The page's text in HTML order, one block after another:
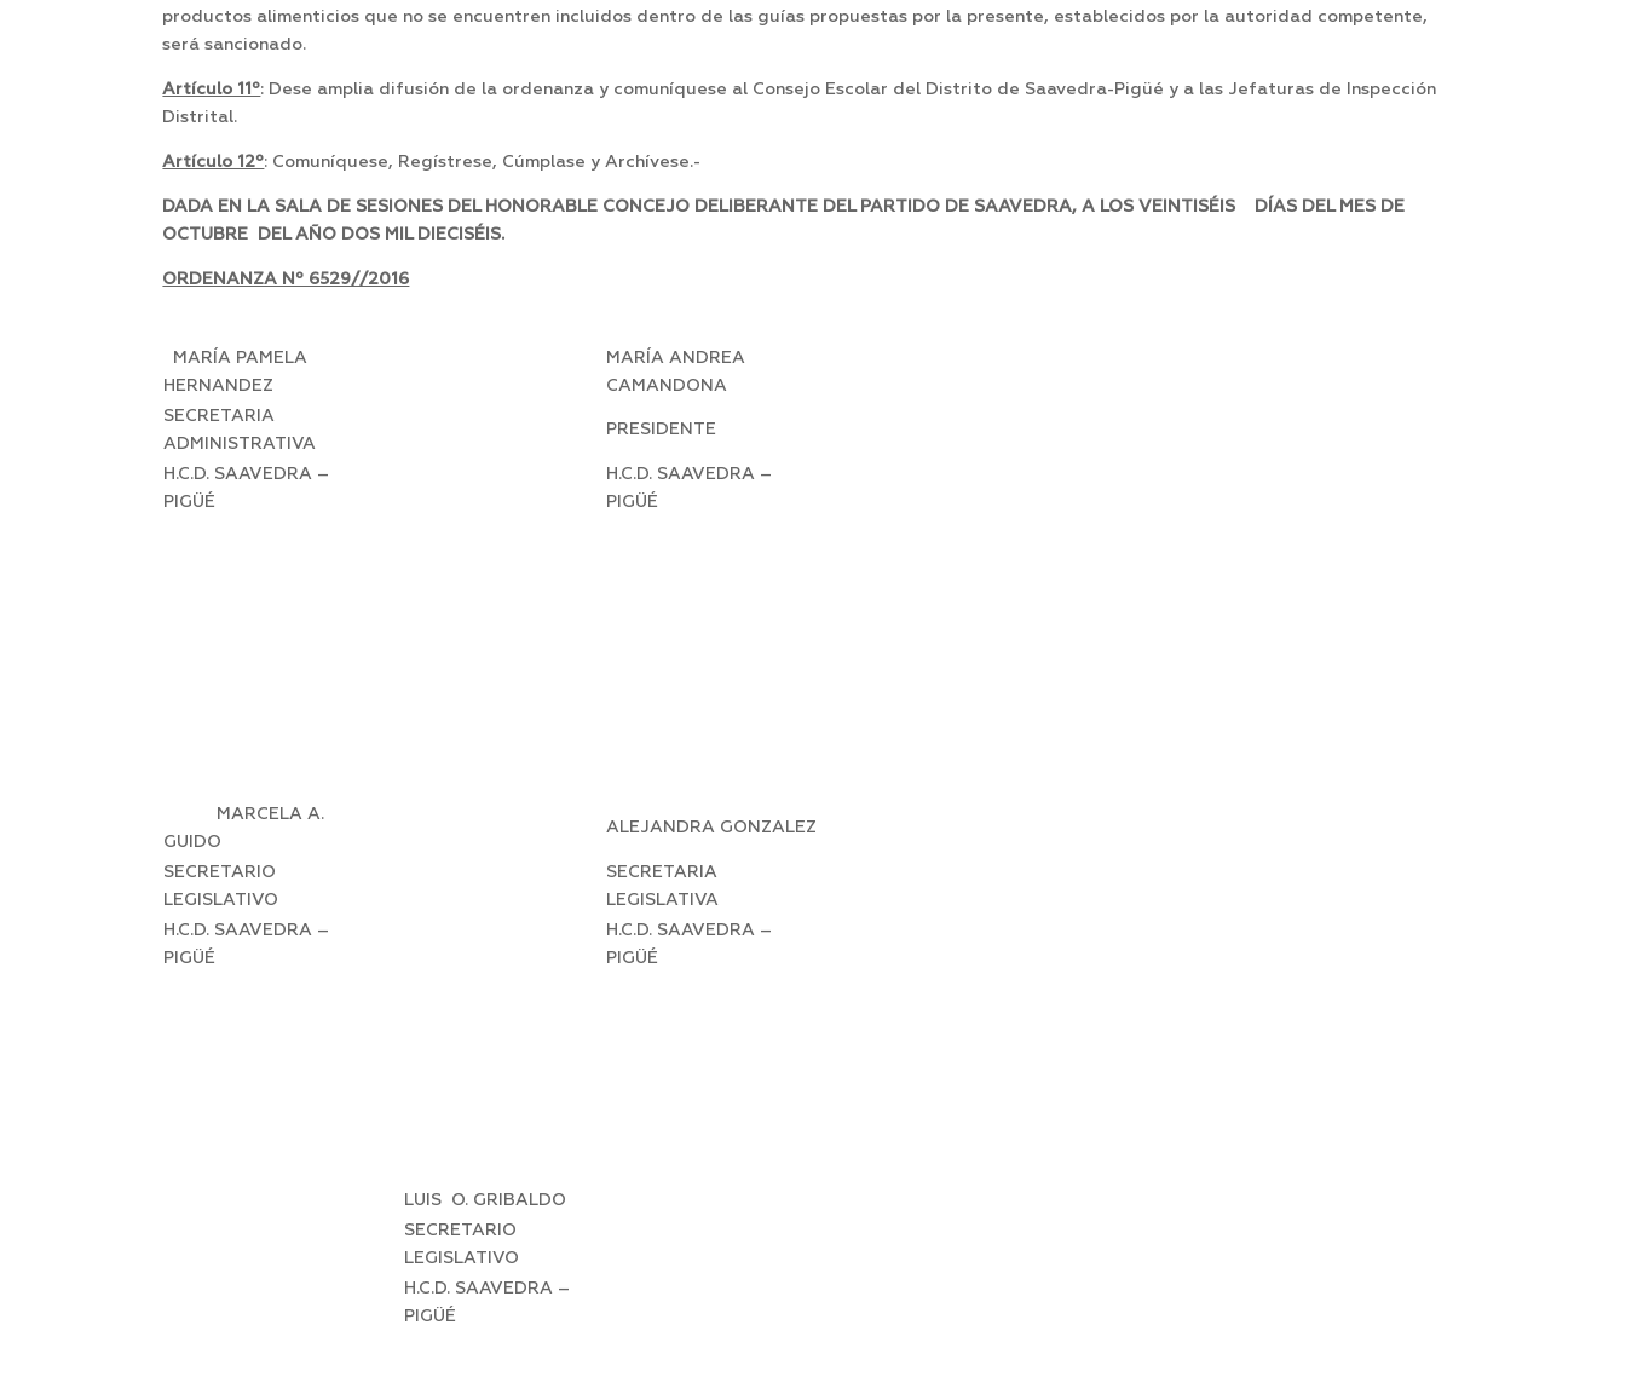
productos alimenticios que no se encuentren incluidos dentro de las guías propuestas por la presente, establecidos por la autoridad competente,
será sancionado.
Artículo 11º: Dese amplia difusión de la ordenanza y comuníquese al Consejo Escolar del Distrito de Saavedra-Pigüé y a las Jefaturas de Inspección
Distrital.
Artículo 12º: Comuníquese, Regístrese, Cúmplase y Archívese.-
DADA EN LA SALA DE SESIONES DEL HONORABLE CONCEJO DELIBERANTE DEL PARTIDO DE SAAVEDRA, A LOS VEINTISÉIS DÍAS DEL MES DE
OCTUBRE DEL AÑO DOS MIL DIECISÉIS.
ORDENANZA Nº 6529//2016
MARÍA PAMELA
HERNANDEZ
MARÍA ANDREA
CAMANDONA
SECRETARIA
ADMINISTRATIVA
PRESIDENTE
H.C.D. SAAVEDRA –
PIGÜÉ
H.C.D. SAAVEDRA –
PIGÜÉ
MARCELA A.
GUIDO
ALEJANDRA GONZALEZ
SECRETARIO
LEGISLATIVO
SECRETARIA
LEGISLATIVA
H.C.D. SAAVEDRA –
PIGÜÉ
H.C.D. SAAVEDRA –
PIGÜÉ
LUIS O. GRIBALDO
SECRETARIO
LEGISLATIVO
H.C.D. SAAVEDRA –
PIGÜÉ